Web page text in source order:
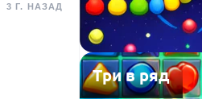
3 Г. НАЗАД
Три в ряд